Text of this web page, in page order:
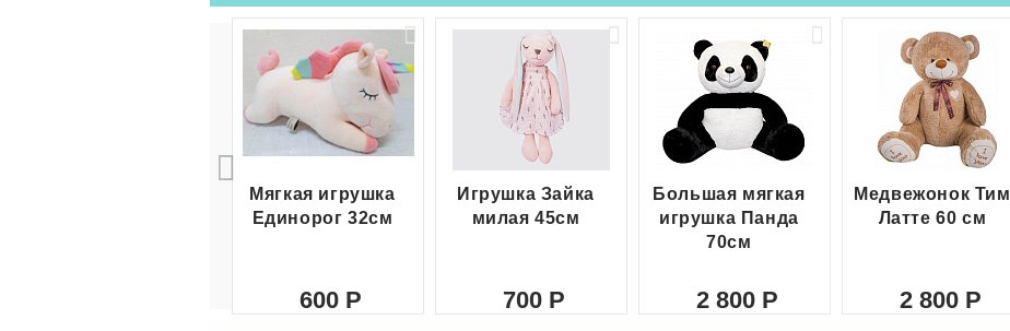
Мягкая игрушка
Единорог 32см
600
Игрушка Зайка
милая 45см
700
Большая мягкая
игрушка Панда
70см
2 800
Медвежонок Тим
Латте 60 см
2 800